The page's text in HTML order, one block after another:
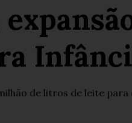
de litros de leite